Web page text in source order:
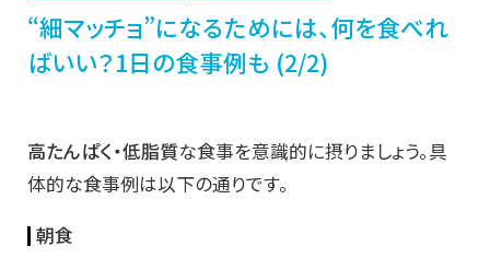
“細マッチョ”になるためには、何を食べれ
ばいい？1日の食事例も (2/2)
高たんぱく・低脂質な食事を意識的に摂りましょう。具
体的な食事例は以下の通りです。
朝食